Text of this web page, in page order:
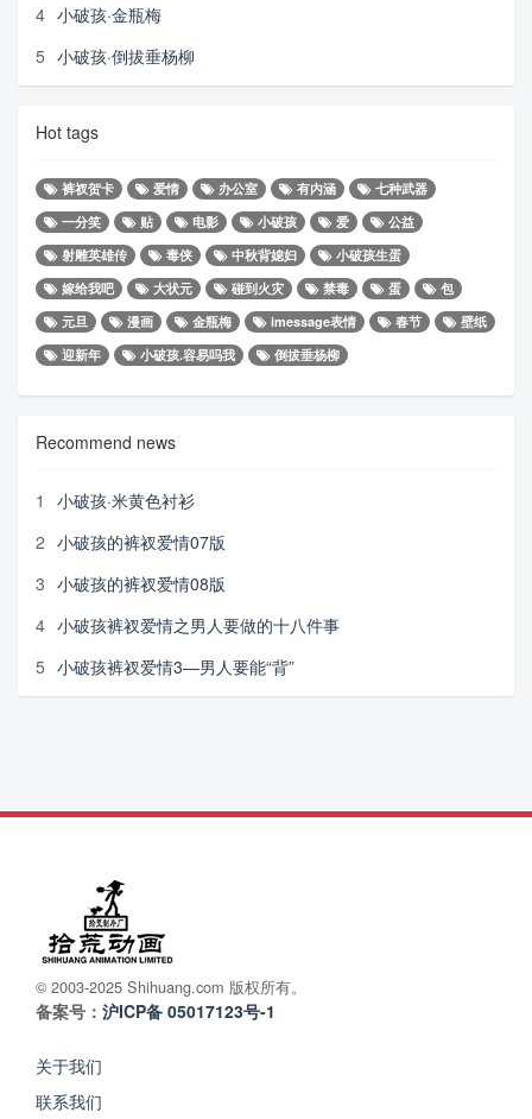
4 小破孩·金瓶梅
5 小破孩·倒拔垂杨柳
Hot tags
裤衩贺卡 爱情 办公室 有内涵
七种武器
一分笑
贴 电影 小破孩 爱
公益
射雕英雄传
毒侠 中秋背媳妇
小破孩生蛋
嫁给我吧
大状元 碰到火灾 禁毒 蛋
包
元旦
漫画 金瓶梅 imessage表情 春节
壁纸
迎新年
小破孩.容易吗我 倒拔垂杨柳
Recommend news
1
小破孩·米黄色衬衫
2 小破孩的裤衩爱情07版
3 小破孩的裤衩爱情08版
4 小破孩裤衩爱情之男人要做的十八件事
5 小破孩裤衩爱情3—男人要能“背”
© 2003-2025 Shihuang.com 版权所有。
备案号： 沪ICP备 05017123号-1
关于我们
联系我们